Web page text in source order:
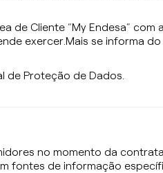
Cliente “My Endesa”
exercer.Mais se informa
de Proteção de Dados.
no momento da
fontes de informação